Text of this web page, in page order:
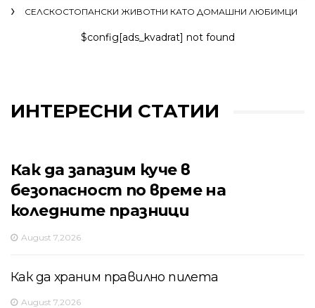
СЕЛСКОСТОПАНСКИ ЖИВОТНИ КАТО ДОМАШНИ ЛЮБИМЦИ
$config[ads_kvadrat] not found
ИНТЕРЕСНИ СТАТИИ
Как да запазим куче в
безопасност по време на
коледните празници
August 7,2026
Как да храним правилно пилета
August 7,2026